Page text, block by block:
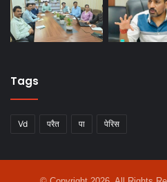
Tags
Vd परैत पा पेरिस